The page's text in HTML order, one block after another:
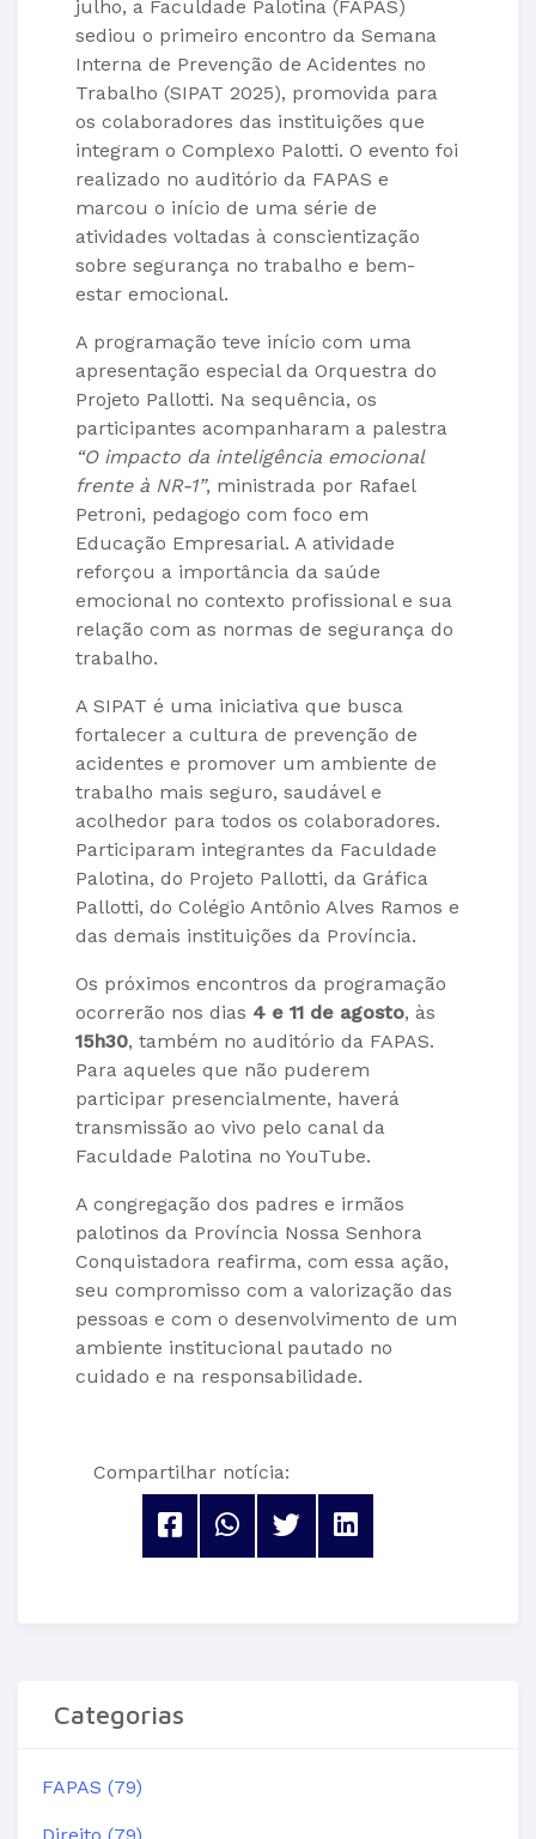
julho, a Faculdade Palotina (FAPAS)
sediou o primeiro encontro da Semana
Interna de Prevenção de Acidentes no
Trabalho (SIPAT 2025), promovida para
os colaboradores das instituições que
integram o Complexo Palotti. O evento foi
realizado no auditório da FAPAS e
marcou o início de uma série de
atividades voltadas à conscientização
sobre segurança no trabalho e bem-
estar emocional.
A programação teve início com uma
apresentação especial da Orquestra do
Projeto Pallotti. Na sequência, os
participantes acompanharam a palestra
“O impacto da inteligência emocional
frente à NR-1”, ministrada por Rafael
Petroni, pedagogo com foco em
Educação Empresarial. A atividade
reforçou a importância da saúde
emocional no contexto profissional e sua
relação com as normas de segurança do
trabalho.
A SIPAT é uma iniciativa que busca
fortalecer a cultura de prevenção de
acidentes e promover um ambiente de
trabalho mais seguro, saudável e
acolhedor para todos os colaboradores.
Participaram integrantes da Faculdade
Palotina, do Projeto Pallotti, da Gráfica
Pallotti, do Colégio Antônio Alves Ramos e
das demais instituições da Província.
Os próximos encontros da programação
ocorrerão nos dias 4 e 11 de agosto, às
15h30, também no auditório da FAPAS.
Para aqueles que não puderem
participar presencialmente, haverá
transmissão ao vivo pelo canal da
Faculdade Palotina no YouTube.
A congregação dos padres e irmãos
palotinos da Província Nossa Senhora
Conquistadora reafirma, com essa ação,
seu compromisso com a valorização das
pessoas e com o desenvolvimento de um
ambiente institucional pautado no
cuidado e na responsabilidade.
Compartilhar notícia:
Categorias
FAPAS (79)
Direito (79)